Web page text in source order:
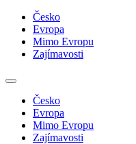
Česko
Evropa
Mimo Evropu
Zajímavosti
Česko
Evropa
Mimo Evropu
Zajímavosti